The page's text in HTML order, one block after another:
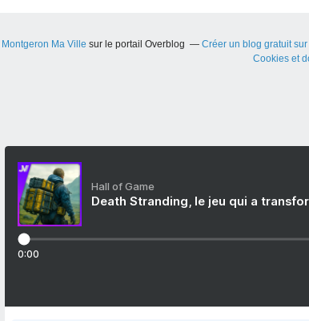
Montgeron Ma Ville sur le portail Overblog Créer un blog gratuit
Cookies et
Hall of Game
Death Stranding, le jeu qui a
0:00